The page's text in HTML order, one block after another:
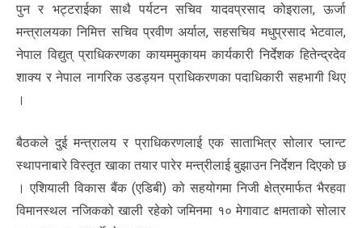
पुन र भट्टराईका साथै पर्यटन सचिव यादवप्रसाद कोइराला, ऊर्जा
मन्त्रालयका निमित्त सचिव प्रवीण अर्याल, सहसचिव मधुप्रसाद भेटवाल,
नेपाल विद्युत् प्राधिकरणका कायममुकायम कार्यकारी निर्देशक हितेन्द्रदेव
शाक्य र नेपाल नागरिक उडड्यन प्राधिकरणका पदाधिकारी सहभागी थिए
।
बैठकले दुई मन्त्रालय र प्राधिकरणलाई एक साताभित्र सोलार प्लान्ट
स्थापनाबारे विस्तृत खाका तयार पारेर मन्त्रीलाई बुझाउन निर्देशन दिएको छ
। एशियाली विकास बैंक (एडिबी) को सहयोगमा निजी क्षेत्रमार्फत भैरहवा
विमानस्थल नजिकको खाली रहेको जमिनमा १० मेगावाट क्षमताको सोलार